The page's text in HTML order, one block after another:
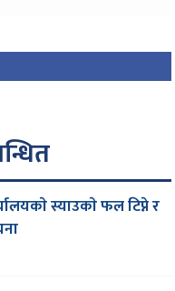
स्याउकाे फल टिप्ने र